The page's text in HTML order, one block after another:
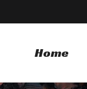
Home